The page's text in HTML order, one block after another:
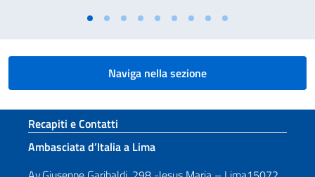
Naviga nella sezione
Sezione footer
Recapiti e Contatti
Ambasciata d’Italia a Lima